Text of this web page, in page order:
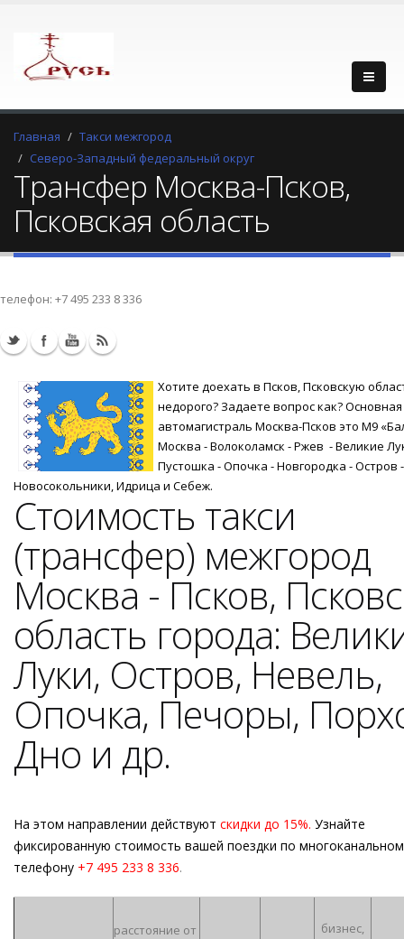
Главная
Такси межгород
Северо-Западный федеральный округ
Трансфер Москва-Псков,
Псковская область
телефон: +7 495 233 8 336
Хотите доехать в Псков, Псковскую
недорого? Задаете вопрос как?Основная
автомагистраль Москва-Псков это М9
Москва - Волоколамск - Ржев - Великие
Пустошка - Опочка - Новгородка - Остров
Новосокольники, Идрица и Себеж.
Стоимость такси
(трансфер) межгород
Москва - Псков,
область города:
Луки, Остров, Невель,
Опочка, Печоры,
Дно и др.
На этом направлении действуют скидки до 15%. Узнайте
фиксированную стоимость вашей поездки по
телефону +7 495 233 8 336.
расстояние от бизнес,